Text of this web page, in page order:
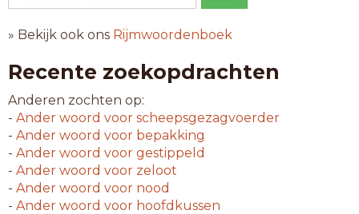
» Bekijk ook ons Rijmwoordenboek
Recente zoekopdrachten
Anderen zochten op:
- Ander woord voor scheepsgezagvoerder
- Ander woord voor bepakking
- Ander woord voor gestippeld
- Ander woord voor zeloot
- Ander woord voor nood
- Ander woord voor hoofdkussen